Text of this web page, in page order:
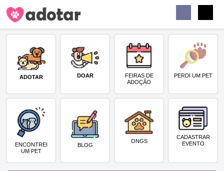
ADOTAR DOAR
FEIRAS DE
ADOÇÃO
PERDI UM PET
ENCONTREI
UM PET
BLOG
ONGS
CADASTRAR
EVENTO